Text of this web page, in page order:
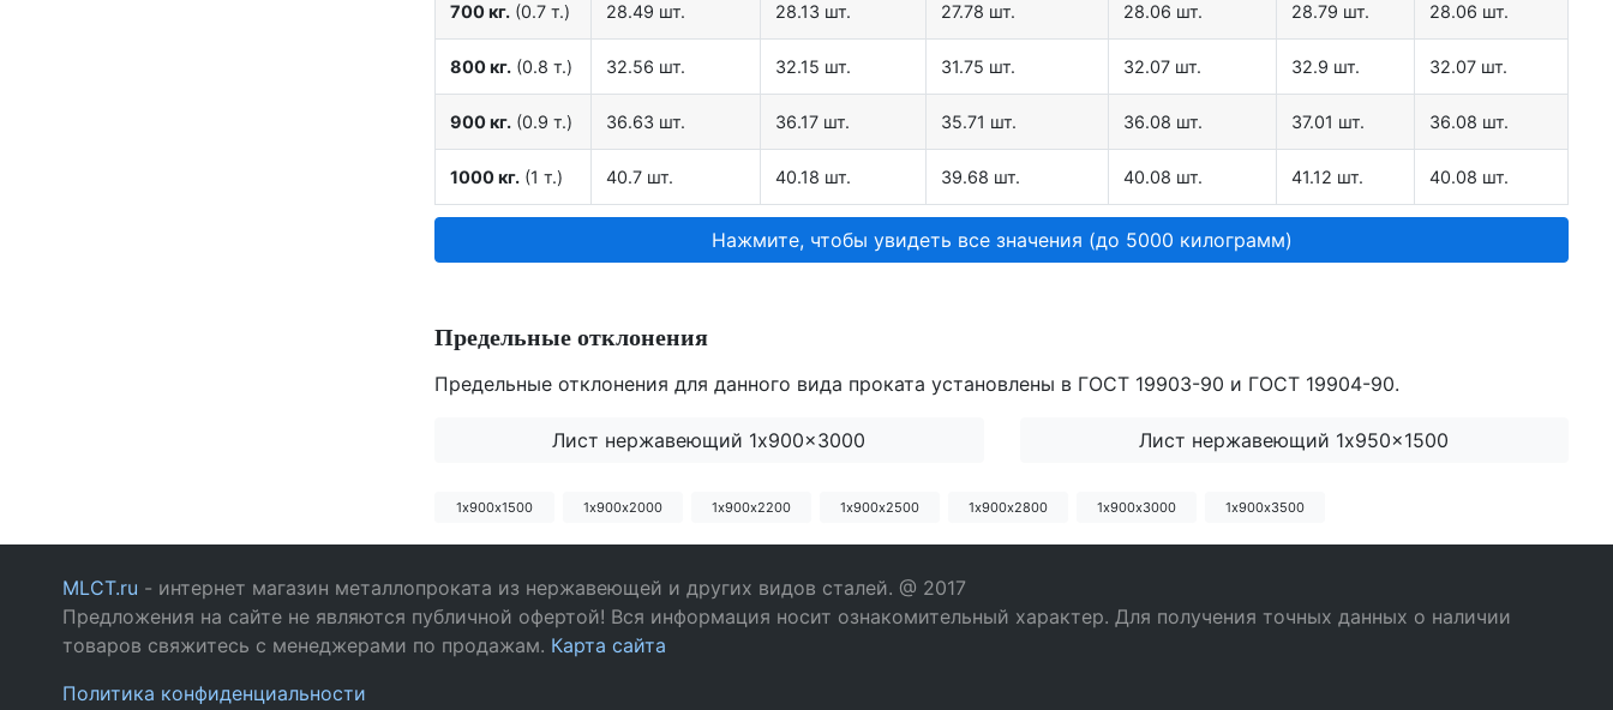
700 кг. (0.7 т.) 28.49 шт. 28.13 шт. 27.78 шт. 28.06 шт. 28.79 шт. 28.06 шт.
800 кг. (0.8 т.) 32.56 шт. 32.15 шт. 31.75 шт. 32.07 шт. 32.9 шт. 32.07 шт.
900 кг. (0.9 т.) 36.63 шт. 36.17 шт. 35.71 шт. 36.08 шт. 37.01 шт. 36.08 шт.
1000 кг. (1 т.) 40.7 шт. 40.18 шт. 39.68 шт. 40.08 шт. 41.12 шт. 40.08 шт.
Нажмите, чтобы увидеть все значения (до 5000 килограмм)
Предельные отклонения
Предельные отклонения для данного вида проката установлены в ГОСТ 19903-90 и ГОСТ 19904-90.
Лист нержавеющий 1x900x3000 Лист нержавеющий 1x950x1500
1х900х1500 1х900х2000 1х900х2200 1х900х2500 1х900х2800 1х900х3000 1х900х3500
MLCT.ru - интернет магазин металлопроката из нержавеющей и других видов сталей. @ 2017
Предложения на сайте не являются публичной офертой! Вся информация носит ознакомительный характер. Для получения точных данных о наличии
товаров свяжитесь с менеджерами по продажам. Карта сайта
Политика конфиденциальности